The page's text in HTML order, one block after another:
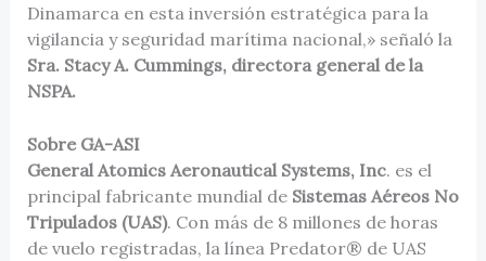
Dinamarca en esta inversión estratégica para la
vigilancia y seguridad marítima nacional,» señaló la
Sra. Stacy A. Cummings, directora general de la
NSPA.
Sobre GA-ASI
General Atomics Aeronautical Systems, Inc. es el
principal fabricante mundial de Sistemas Aéreos No
Tripulados (UAS). Con más de 8 millones de horas
de vuelo registradas, la línea Predator® de UAS